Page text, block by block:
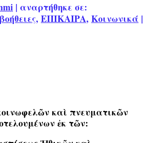
| αναρτήθηκε σε:
, ΕΠΙΚΑΙΡΑ, Κοινωνικά |
καὶ πνευματικῶν
ἐκ τῶν: